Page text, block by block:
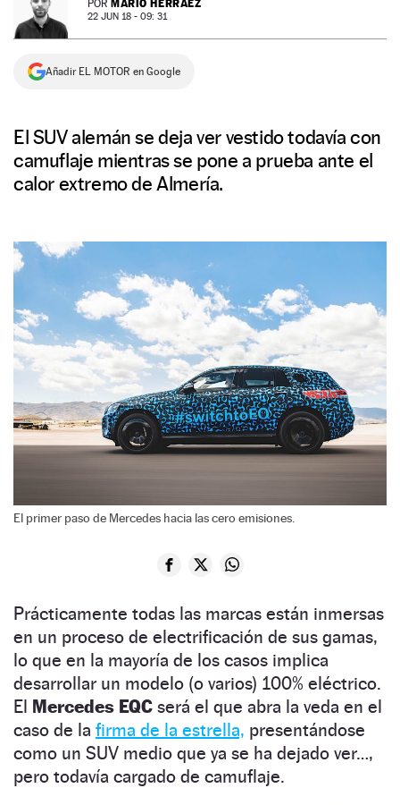
NEWSLETTER
SÍGUENOS
POR MARIO HERRÁEZ
22 JUN 18 - 09: 31
Añadir EL MOTOR en Google
El SUV alemán se deja ver vestido todavía con
camuflaje mientras se pone a prueba ante el
calor extremo de Almería.
El primer paso de Mercedes hacia las cero emisiones.
Prácticamente todas las marcas están inmersas
en un proceso de electrificación de sus gamas,
lo que en la mayoría de los casos implica
desarrollar un modelo (o varios) 100% eléctrico.
El Mercedes EQC será el que abra la veda en el
caso de la firma de la estrella, presentándose
como un SUV medio que ya se ha dejado ver…,
pero todavía cargado de camuflaje.